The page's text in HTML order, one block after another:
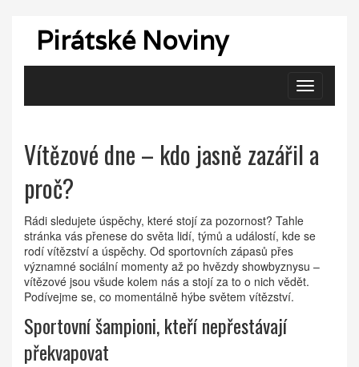
Pirátské Noviny
Zobrazit
navigaci
Vítězové dne – kdo jasně zazářil a
proč?
Rádi sledujete úspěchy, které stojí za pozornost? Tahle
stránka vás přenese do světa lidí, týmů a událostí, kde se
rodí vítězství a úspěchy. Od sportovních zápasů přes
významné sociální momenty až po hvězdy showbyznysu –
vítězové jsou všude kolem nás a stojí za to o nich vědět.
Podívejme se, co momentálně hýbe světem vítězství.
Sportovní šampioni, kteří nepřestávají
překvapovat